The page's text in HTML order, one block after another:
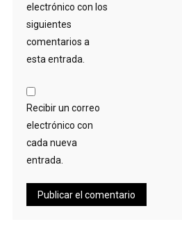
electrónico con los
siguientes
comentarios a
esta entrada.
Recibir un correo
electrónico con
cada nueva
entrada.